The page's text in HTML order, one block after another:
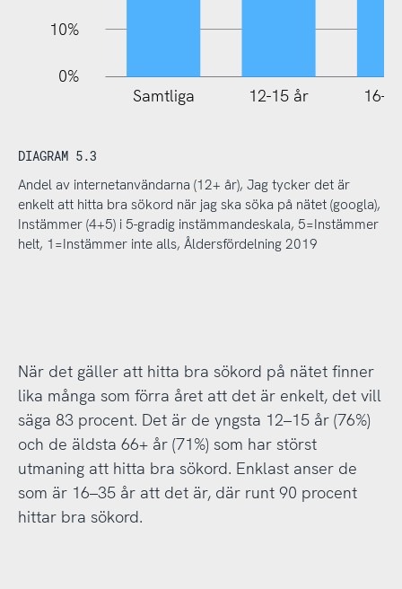
10%
0%
Samtliga 12-15 år 16-
DIAGRAM 5.3
Andel av internetanvändarna (12+ år), Jag tycker det är
enkelt att hitta bra sökord när jag ska söka på nätet (googla),
Instämmer (4+5) i 5-gradig instämmandeskala, 5=Instämmer
helt, 1=Instämmer inte alls, Åldersfördelning 2019
När det gäller att hitta bra sökord på nätet finner
lika många som förra året att det är enkelt, det vill
säga 83 procent. Det är de yngsta 12–15 år (76%)
och de äldsta 66+ år (71%) som har störst
utmaning att hitta bra sökord. Enklast anser de
som är 16–35 år att det är, där runt 90 procent
hittar bra sökord.